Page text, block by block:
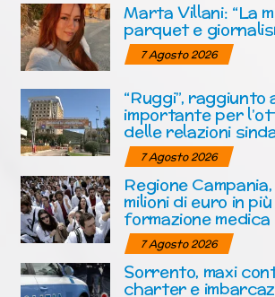
Marta Villani: “La
parquet e
7 Agosto 2026
“Ruggi”, raggiunto
importante per
delle relazioni
7 Agosto 2026
Regione
milioni di euro in
formazione
7 Agosto 2026
Sorrento, maxi
charter e